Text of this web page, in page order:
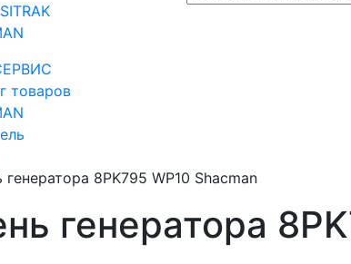
товаров
генератора 8PK795 WP10 Shacman
генератора